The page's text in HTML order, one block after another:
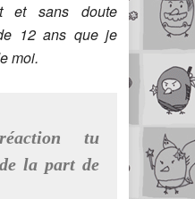
et sans doute
12 ans que je
moi.
tu
la part de